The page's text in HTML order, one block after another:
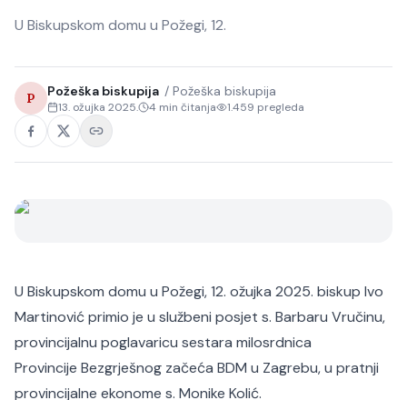
Kultura
U Biskupskom domu u Požegi, 12.
P Požeška biskupija / Požeška biskupija
13. ožujka 2025. 4 min čitanja 1.459 pregleda
U Biskupskom domu u Požegi, 12. ožujka 2025. biskup Ivo
Martinović primio je u službeni posjet s. Barbaru Vručinu,
provincijalnu poglavaricu sestara milosrdnica
Provincije Bezgrješnog začeća BDM u Zagrebu, u pratnji
provincijalne ekonome s. Monike Kolić.